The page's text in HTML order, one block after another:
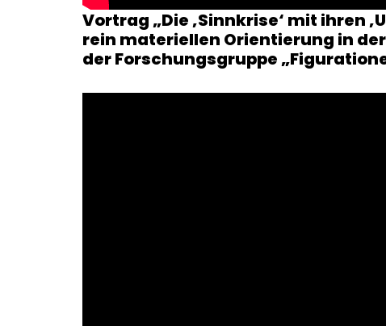
Vortrag „Die ‚Sinnkrise‘ mit ihren
rein materiellen Orientierung in
der Forschungsgruppe